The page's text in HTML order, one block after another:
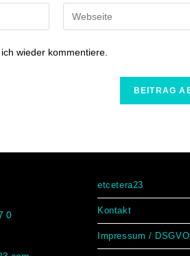
wieder kommentiere.
0
etcetera23
Kontakt
Impressum / DSGVO